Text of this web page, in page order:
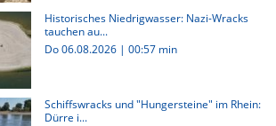
Historisches Niedrigwasser: Nazi-Wracks
tauchen au...
Do 06.08.2026 | 00:57 min
Schiffswracks und "Hungersteine" im Rhein:
Dürre i...